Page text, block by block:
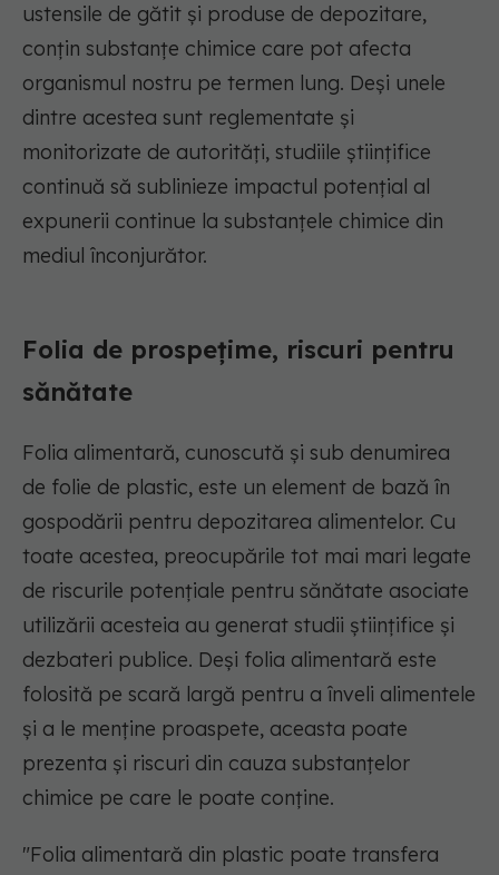
ustensile de gătit și produse de depozitare,
conțin substanțe chimice care pot afecta
organismul nostru pe termen lung. Deși unele
dintre acestea sunt reglementate și
monitorizate de autorități, studiile științifice
continuă să sublinieze impactul potențial al
expunerii continue la substanțele chimice din
mediul înconjurător.
Folia de prospețime, riscuri pentru
sănătate
Folia alimentară, cunoscută și sub denumirea
de folie de plastic, este un element de bază în
gospodării pentru depozitarea alimentelor. Cu
toate acestea, preocupările tot mai mari legate
de riscurile potențiale pentru sănătate asociate
utilizării acesteia au generat studii științifice și
dezbateri publice. Deși folia alimentară este
folosită pe scară largă pentru a înveli alimentele
și a le menține proaspete, aceasta poate
prezenta și riscuri din cauza substanțelor
chimice pe care le poate conține.
"Folia alimentară din plastic poate transfera